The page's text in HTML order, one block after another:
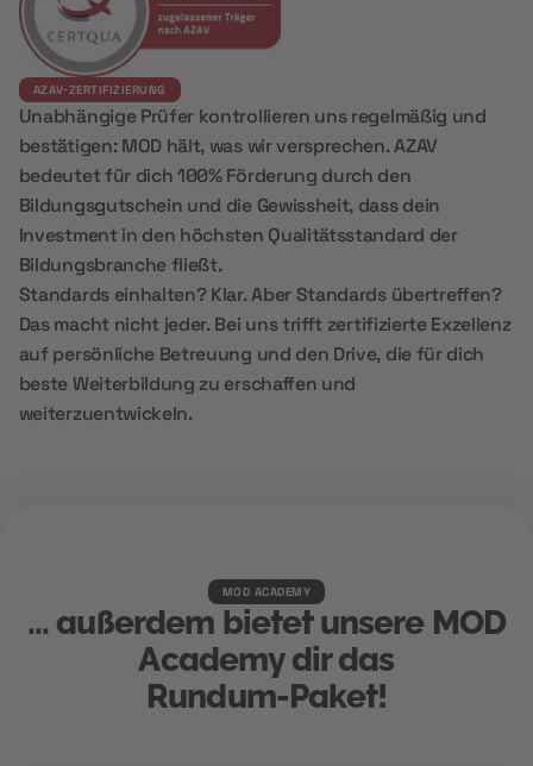
AZAV-ZERTIFIZIERUNG
Unabhängige Prüfer kontrollieren uns regelmäßig und
bestätigen: MOD hält, was wir versprechen. AZAV
bedeutet für dich 100% Förderung durch den
Bildungsgutschein und die Gewissheit, dass dein
Investment in den höchsten Qualitätsstandard der
Bildungsbranche fließt.
Standards einhalten? Klar. Aber Standards übertreffen?
Das macht nicht jeder. Bei uns trifft zertifizierte Exzellenz
auf persönliche Betreuung und den Drive, die für dich
beste Weiterbildung zu erschaffen und
weiterzuentwickeln.
MOD ACADEMY
... außerdem bietet unsere MOD
Academy dir das
Rundum-Paket!